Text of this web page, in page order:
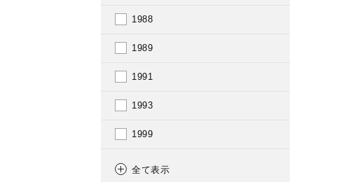
1988
1989
1991
1993
1999
2004
全て表示